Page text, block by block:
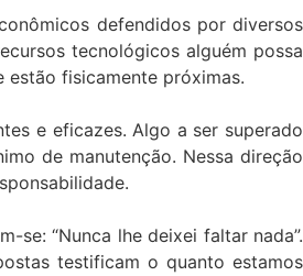
defendidos por diversos
tecnológicos alguém possa
estão fisicamente próximas.
e eficazes. Algo a ser superado
de manutenção. Nessa direção
se: “Nunca lhe deixei faltar nada”.
testificam o quanto estamos